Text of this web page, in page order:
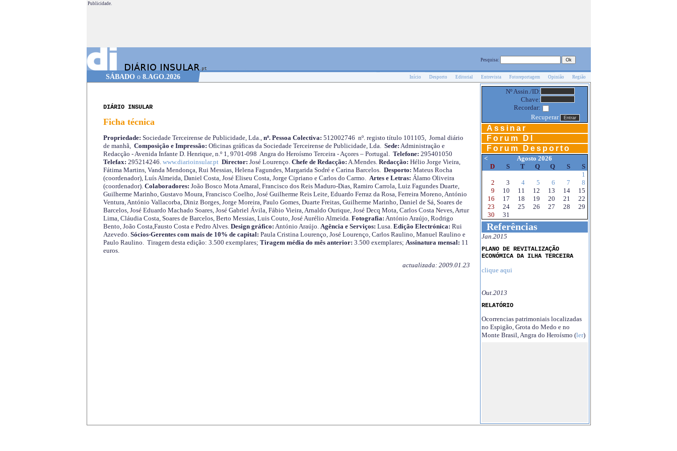
Publicidade.
Pesquisa:
SÁBADO o 8.AGO.2026 Início Desporto Editorial Entrevista Fotoreportagem Opinião Região
DIÁRIO INSULAR
Ficha técnica
Propriedade: Sociedade Terceirense de Publicidade, Lda.,nº. Pessoa Colectiva: 512002746 nº. registo título 101105, Jornal diário
de manhã, Composição e Impressão: Oficinas gráficas da Sociedade Terceirense de Publicidade, Lda. Sede: Administração e
Redacção - Avenida Infante D. Henrique, n.º 1, 9701-098 Angra do Heroísmo Terceira - Açores – Portugal. Telefone: 295401050
Telefax: 295214246. www.diarioinsular.pt Director: José Lourenço. Chefe de Redacção: A.Mendes. Redacção: Hélio Jorge Vieira,
Fátima Martins, Vanda Mendonça, Rui Messias, Helena Fagundes, Margarida Sodré e Carina Barcelos. Desporto: Mateus Rocha
(coordenador), Luís Almeida, Daniel Costa, José Eliseu Costa, Jorge Cipriano e Carlos do Carmo. Artes e Letras: Álamo Oliveira
(coordenador). Colaboradores: João Bosco Mota Amaral, Francisco dos Reis Maduro-Dias, Ramiro Carrola, Luiz Fagundes Duarte,
Guilherme Marinho, Gustavo Moura, Francisco Coelho, José Guilherme Reis Leite, Eduardo Ferraz da Rosa, Ferreira Moreno, António
Ventura, António Vallacorba, Diniz Borges, Jorge Moreira, Paulo Gomes, Duarte Freitas, Guilherme Marinho, Daniel de Sá, Soares de
Barcelos, José Eduardo Machado Soares, José Gabriel Ávila, Fábio Vieira, Arnaldo Ourique, José Decq Mota, Carlos Costa Neves, Artur
Lima, Cláudia Costa, Soares de Barcelos, Berto Messias, Luis Couto, José Aurélio Almeida. Fotografia: António Araújo, Rodrigo
Bento, João Costa,Fausto Costa e Pedro Alves. Design gráfico: António Araújo. Agência e Serviços: Lusa. Edição Electrónica: Rui
Azevedo. Sócios-Gerentes com mais de 10% de capital: Paula Cristina Lourenço, José Lourenço, Carlos Raulino, Manuel Raulino e
Paulo Raulino. Tiragem desta edição: 3.500 exemplares; Tiragem média do mês anterior: 3.500 exemplares; Assinatura mensal: 11
euros.
actualizada: 2009.01.23
Nº Assin./ID:
Chave:
Recordar:
Recuperar
Assinar
Forum DI
Forum Desporto
<
Agosto 2026
D
S T Q Q S
S
1
2
3 4 5 6 7
8
9
10 11 12 13 14
15
16
17 18 19 20 21
22
23
24 25 26 27 28
29
30
31
Referências
Jan.2015
PLANO DE REVITALIZAÇÃO
ECONÓMICA DA ILHA TERCEIRA
clique aqui
Out.2013
RELATÓRIO
Ocorrencias patrimoniais localizadas
no Espigão, Grota do Medo e no
Monte Brasil, Angra do Heroísmo (ler)